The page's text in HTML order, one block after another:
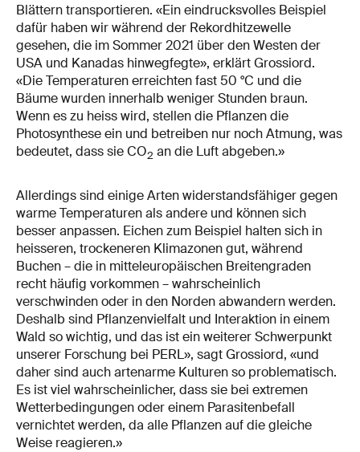
Blättern transportieren. «Ein eindrucksvolles Beispiel
dafür haben wir während der Rekordhitzewelle
gesehen, die im Sommer 2021 über den Westen der
USA und Kanadas hinwegfegte», erklärt Grossiord.
«Die Temperaturen erreichten fast 50 °C und die
Bäume wurden innerhalb weniger Stunden braun.
Wenn es zu heiss wird, stellen die Pflanzen die
Photosynthese ein und betreiben nur noch Atmung, was
bedeutet, dass sie CO2 an die Luft abgeben.»
Allerdings sind einige Arten widerstandsfähiger gegen
warme Temperaturen als andere und können sich
besser anpassen. Eichen zum Beispiel halten sich in
heisseren, trockeneren Klimazonen gut, während
Buchen – die in mitteleuropäischen Breitengraden
recht häufig vorkommen – wahrscheinlich
verschwinden oder in den Norden abwandern werden.
Deshalb sind Pflanzenvielfalt und Interaktion in einem
Wald so wichtig, und das ist ein weiterer Schwerpunkt
unserer Forschung bei PERL», sagt Grossiord, «und
daher sind auch artenarme Kulturen so problematisch.
Es ist viel wahrscheinlicher, dass sie bei extremen
Wetterbedingungen oder einem Parasitenbefall
vernichtet werden, da alle Pflanzen auf die gleiche
Weise reagieren.»